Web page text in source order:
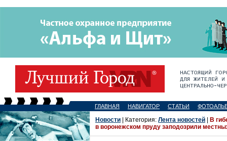
ГЛАВНАЯ НАВИГАТОР СТАТЬИ
Новости | Категория: Лента новостей
В
в воронежском пруду заподозрили